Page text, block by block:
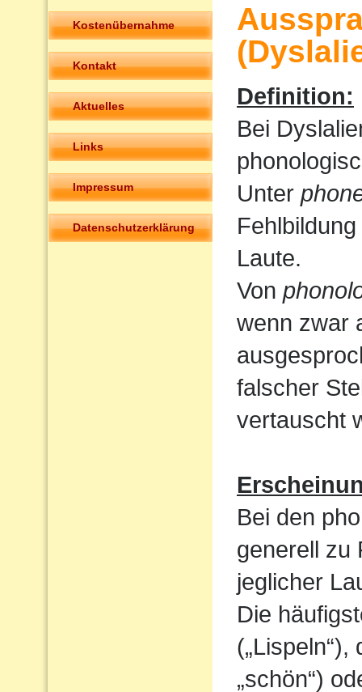
Kostenübernahme
Kontakt
Aktuelles
Links
Impressum
Datenschutzerklärung
Definition:
Bei
Unter
Laute.
Von
wenn zwar
falscher
vertauscht
Bei den
generell zu
jeglicher
Die
„schön“)